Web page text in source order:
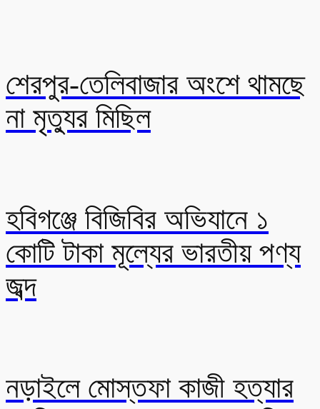
শেরপুর-তেলিবাজার অংশে থামছে
না মৃত্যুর মিছিল
হবিগঞ্জে বিজিবির অভিযানে ১
কোটি টাকা মূল্যের ভারতীয় পণ্য
জব্দ
নড়াইলে মোস্তফা কাজী হত্যার